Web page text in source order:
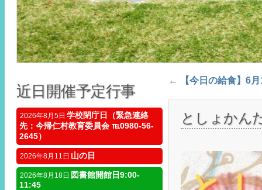
Post navigation
← 【今日の給食】6
としょか
近日開催予定行事
2026年8月5日 学校閉庁日（緊急連絡
先：今帰仁村教育委員会 ℡0980-56-
2645）
2026年8月11日 山の日
2026年8月18日 図書館開館日9:00-
11:45